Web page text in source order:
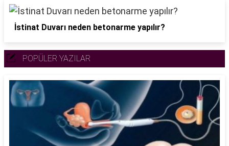
İstinat Duvarı neden betonarme yapılır?
POPÜLER YAZILAR